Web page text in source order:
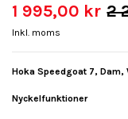
1 995,00 kr 2
Inkl. moms
Hoka Speedgoat 7,
Nyckelfunktioner